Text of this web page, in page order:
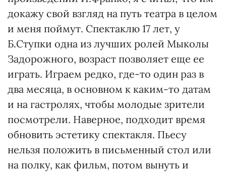
докажу свой взгляд на путь театра в целом
и меня поймут. Спектаклю 17 лет, у
Б.Ступки одна из лучших ролей Мыколы
Задорожного, возраст позволяет еще ее
играть. Играем редко, где-то один раз в
два месяца, в основном к каким-то датам
и на гастролях, чтобы молодые зрители
посмотрели. Наверное, подходит время
обновить эстетику спектакля. Пьесу
нельзя положить в письменный стол или
на полку, как фильм, потом вынуть и